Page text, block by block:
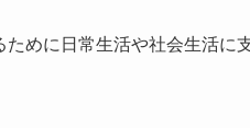
めに日常生活や社会生活に